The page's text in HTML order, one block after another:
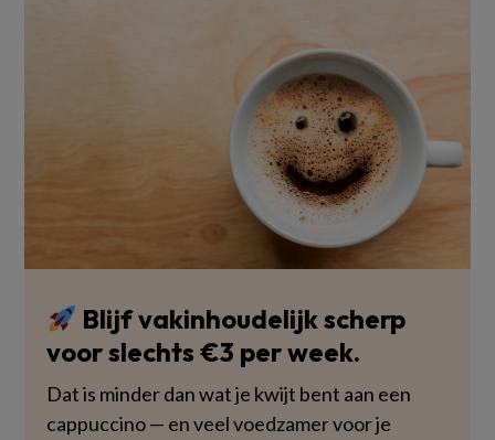
Blijf vakinhoudelijk scherp
voor slechts €3 per week.
Dat is minder dan wat je kwijt bent aan een
cappuccino — en veel voedzamer voor je